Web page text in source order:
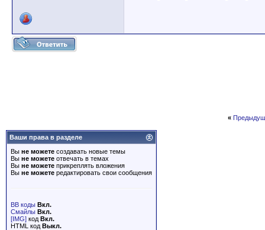
«
Ваши права в разделе
Вы не можете создавать новые темы
Вы не можете отвечать в темах
Вы не можете прикреплять вложения
Вы не можете редактировать свои сообщения
BB коды Вкл.
Смайлы Вкл.
[IMG] код Вкл.
HTML код Выкл.